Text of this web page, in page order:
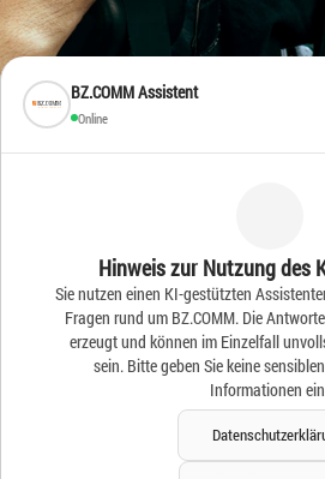
BZ.COMM Assistent
Online
Hinweis zur Nutzung des
Sie nutzen einen KI-gestützten
Fragen rund um BZ.COMM. Die
erzeugt und können im Einzelfall
sein. Bitte geben Sie keine
Informationen
Frische Ideen
News